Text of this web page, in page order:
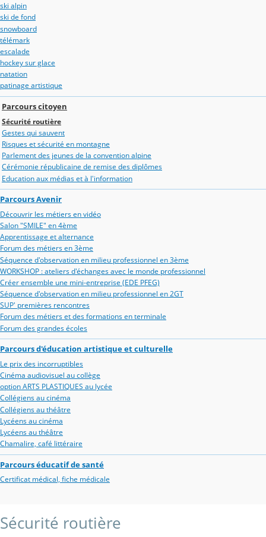
ski alpin
ski de fond
snowboard
télémark
escalade
hockey sur glace
natation
patinage artistique
Parcours citoyen
Sécurité routière
Gestes qui sauvent
Risques et sécurité en montagne
Parlement des jeunes de la convention alpine
Cérémonie républicaine de remise des diplômes
Education aux médias et à l'information
Parcours Avenir
Découvrir les métiers en vidéo
Salon "SMILE" en 4ème
Apprentissage et alternance
Forum des métiers en 3ème
Séquence d'observation en milieu professionnel en 3ème
WORKSHOP : ateliers d'échanges avec le monde professionnel
Créer ensemble une mini-entreprise (EDE PFEG)
Séquence d'observation en milieu professionnel en 2GT
SUP' premières rencontres
Forum des métiers et des formations en terminale
Forum des grandes écoles
Parcours d'éducation artistique et culturelle
Le prix des incorruptibles
Cinéma audiovisuel au collège
option ARTS PLASTIQUES au lycée
Collégiens au cinéma
Collégiens au théâtre
Lycéens au cinéma
Lycéens au théâtre
Chamalire, café littéraire
Parcours éducatif de santé
Certificat médical, fiche médicale
Sécurité routière